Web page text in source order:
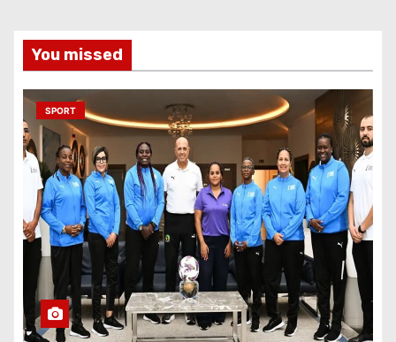
You missed
SPORT